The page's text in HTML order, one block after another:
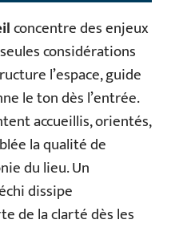
concentre des enjeux
considérations
l’espace, guide
le ton dès l’entrée.
accueillis, orientés,
la qualité de
du lieu. Un
dissipe
de la clarté dès les